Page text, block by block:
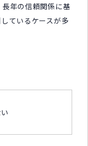
年の信頼関係に基
ているケースが多